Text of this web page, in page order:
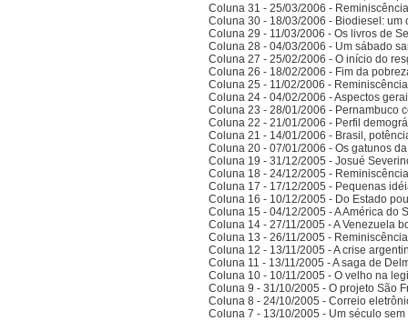
Coluna 31 - 25/03/2006 -
Coluna 30 - 18/03/2006 - Biodiesel:
Coluna 29 - 11/03/2006 - Os livros de
Coluna 28 - 04/03/2006 - Um sábado
Coluna 27 - 25/02/2006 - O início do
Coluna 26 - 18/02/2006 - Fim da
Coluna 25 - 11/02/2006 -
Coluna 24 - 04/02/2006 - Aspectos
Coluna 23 - 28/01/2006 - Pernambuco
Coluna 22 - 21/01/2006 - Perfil
Coluna 21 - 14/01/2006 - Brasil,
Coluna 20 - 07/01/2006 - Os gatunos
Coluna 19 - 31/12/2005 - Josué
Coluna 18 - 24/12/2005 -
Coluna 17 - 17/12/2005 - Pequenas
Coluna 16 - 10/12/2005 - Do Estado
Coluna 15 - 04/12/2005 - A América do
Coluna 14 - 27/11/2005 - A Venezuela
Coluna 13 - 26/11/2005 -
Coluna 12 - 13/11/2005 - A crise
Coluna 11 - 13/11/2005 - A saga de
Coluna 10 - 10/11/2005 - O velho na
Coluna 9 - 31/10/2005 - O projeto São
Coluna 8 - 24/10/2005 - Correio
Coluna 7 - 13/10/2005 - Um século